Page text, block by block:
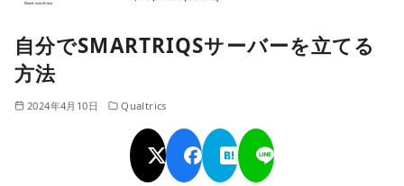
自分でSMARTRIQSサーバーを立てる
方法
2024年4月10日 Qualtrics